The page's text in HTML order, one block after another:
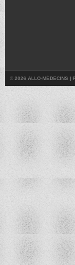
© 2026 ALLO-MÉDECINS |